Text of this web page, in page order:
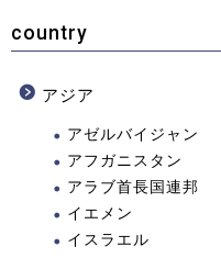
country
アジア
アゼルバイジャン
アフガニスタン
アラブ首長国連邦
イエメン
イスラエル